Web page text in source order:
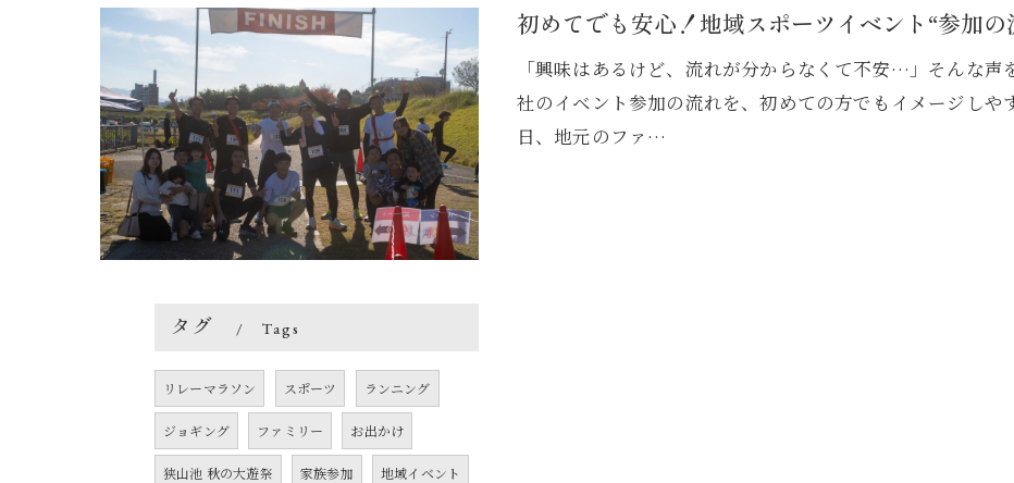
初めてでも安心！地域スポーツイベント“参加
「興味はあるけど、流れが分からなくて不安…」そんな
社のイベント参加の流れを、初めての方でもイメージしや
日、地元のファ…
タグ Tags
リレーマラソン スポーツ ランニング
ジョギング ファミリー お出かけ
狭山池 秋の大遊祭 家族参加 地域イベント